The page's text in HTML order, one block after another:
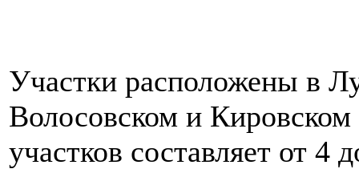
Участки расположены в
Волосовском и
участков составляет от 4